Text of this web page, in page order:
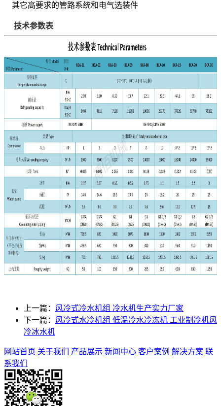
其它高要求的管路系统和电气选装件
技术参数表
上一篇： 风冷式冷水机组 冷水机生产实力厂家
下一篇： 风冷式水冷机组 低温冷水冷冻机 工业制冷机风
冷冰水机
网站首页 关于我们 产品展示 新闻中心 客户案例 解决方案 联
系我们